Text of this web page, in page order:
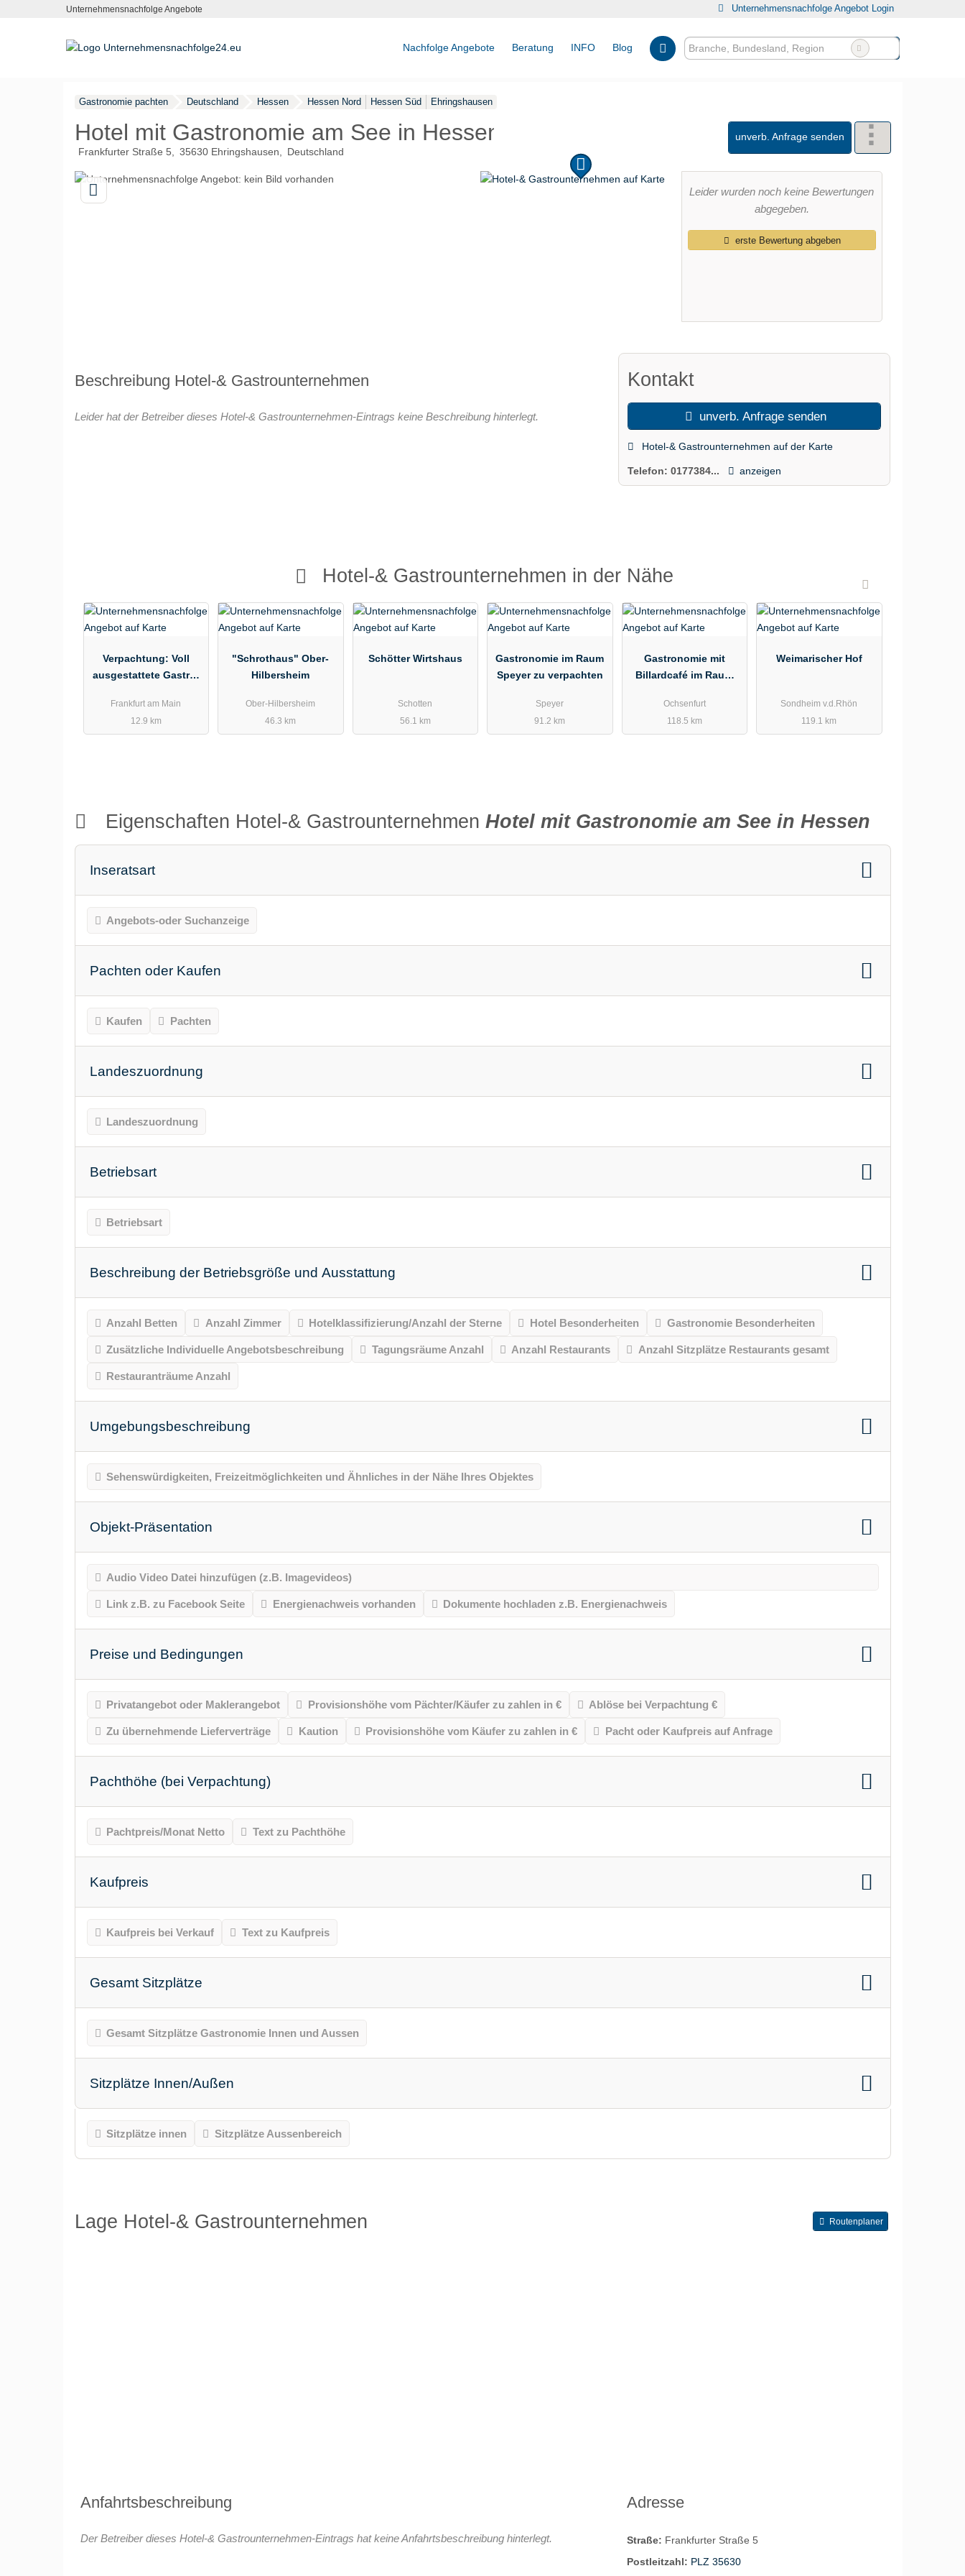
Unternehmensnachfolge Angebote Unternehmensnachfolge Angebot Login
Nachfolge Angebote Beratung INFO Blog
Gastronomie pachten Deutschland Hessen Hessen Nord Hessen Süd Ehringshausen
Hotel mit Gastronomie am See in Hessen
Frankfurter Straße 5 35630 Ehringshausen Deutschland
unverb. Anfrage senden
Leider wurden noch keine Bewertungen
abgegeben.
erste Bewertung abgeben
Beschreibung Hotel-& Gastrounternehmen
Leider hat der Betreiber dieses Hotel-& Gastrounternehmen-Eintrags keine Beschreibung hinterlegt.
Kontakt
unverb. Anfrage senden
Hotel-& Gastrounternehmen auf der Karte
Telefon:0177384... anzeigen
Hotel-& Gastrounternehmen in der Nähe
Verpachtung: Voll
ausgestattete Gastro-
Erlenbach
Frankfurt am Main
12.9 km
"Schrothaus" Ober-
Hilbersheim
Ober-Hilbersheim
46.3 km
Schötter Wirtshaus
Schotten
56.1 km
Gastronomie im Raum
Speyer zu verpachten
Speyer
91.2 km
Gastronomie mit
Billardcafé im Raum
verpachten
Ochsenfurt
118.5 km
Weimarischer Hof
Sondheim v.d.Rhön
119.1 km
Eigenschaften Hotel-& GastrounternehmenHotel mit Gastronomie am See in Hessen
Inseratsart
Angebots-oder Suchanzeige
Pachten oder Kaufen
Kaufen Pachten
Landeszuordnung
Landeszuordnung
Betriebsart
Betriebsart
Beschreibung der Betriebsgröße und Ausstattung
Anzahl Betten Anzahl Zimmer Hotelklassifizierung/Anzahl der Sterne Hotel Besonderheiten Gastronomie Besonderheiten
Zusätzliche Individuelle Angebotsbeschreibung Tagungsräume Anzahl Anzahl Restaurants Anzahl Sitzplätze Restaurants gesamt
Restauranträume Anzahl
Umgebungsbeschreibung
Sehenswürdigkeiten, Freizeitmöglichkeiten und Ähnliches in der Nähe Ihres Objektes
Objekt-Präsentation
Audio Video Datei hinzufügen (z.B. Imagevideos)
Link z.B. zu Facebook Seite Energienachweis vorhanden Dokumente hochladen z.B. Energienachweis
Preise und Bedingungen
Privatangebot oder Maklerangebot Provisionshöhe vom Pächter/Käufer zu zahlen in € Ablöse bei Verpachtung €
Zu übernehmende Lieferverträge Kaution Provisionshöhe vom Käufer zu zahlen in € Pacht oder Kaufpreis auf Anfrage
Pachthöhe (bei Verpachtung)
Pachtpreis/Monat Netto Text zu Pachthöhe
Kaufpreis
Kaufpreis bei Verkauf Text zu Kaufpreis
Gesamt Sitzplätze
Gesamt Sitzplätze Gastronomie Innen und Aussen
Sitzplätze Innen/Außen
Sitzplätze innen Sitzplätze Aussenbereich
Lage Hotel-& Gastrounternehmen Routenplaner
Anfahrtsbeschreibung
Der Betreiber dieses Hotel-& Gastrounternehmen-Eintrags hat keine Anfahrtsbeschreibung hinterlegt.
Adresse
Straße: Frankfurter Straße 5
Postleitzahl: PLZ 35630